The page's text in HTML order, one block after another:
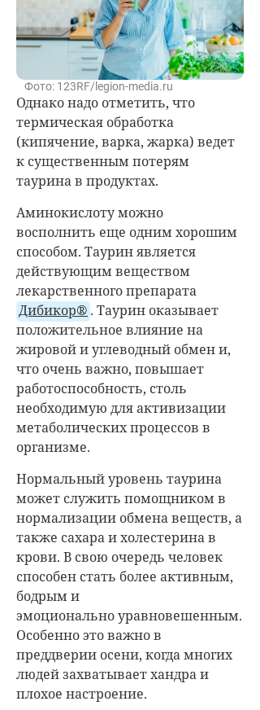
Фото: 123RF/legion-media.ru
Однако надо отметить, что
термическая обработка
(кипячение, варка, жарка) ведет
к существенным потерям
таурина в продуктах.
Аминокислоту можно
восполнить еще одним хорошим
способом. Таурин является
действующим веществом
лекарственного препарата
Дибикор® . Таурин оказывает
положительное влияние на
жировой и углеводный обмен и,
что очень важно, повышает
работоспособность, столь
необходимую для активизации
метаболических процессов в
организме.
Нормальный уровень таурина
может служить помощником в
нормализации обмена веществ, а
также сахара и холестерина в
крови. В свою очередь человек
способен стать более активным,
бодрым и
эмоционально уравновешенным.
Особенно это важно в
преддверии осени, когда многих
людей захватывает хандра и
плохое настроение.